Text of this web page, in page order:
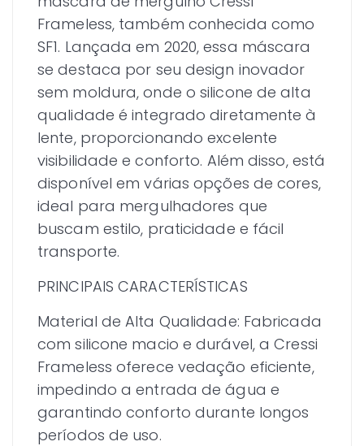
Frameless, também conhecida como
SF1. Lançada em 2020, essa máscara
se destaca por seu design inovador
sem moldura, onde o silicone de alta
qualidade é integrado diretamente à
lente, proporcionando excelente
visibilidade e conforto. Além disso, está
disponível em várias opções de cores,
ideal para mergulhadores que
buscam estilo, praticidade e fácil
transporte.
PRINCIPAIS CARACTERÍSTICAS
Material de Alta Qualidade: Fabricada
com silicone macio e durável, a Cressi
Frameless oferece vedação eficiente,
impedindo a entrada de água e
garantindo conforto durante longos
períodos de uso.